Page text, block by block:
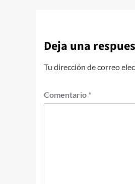
Deja una
Tu dirección de correo
Comentario *